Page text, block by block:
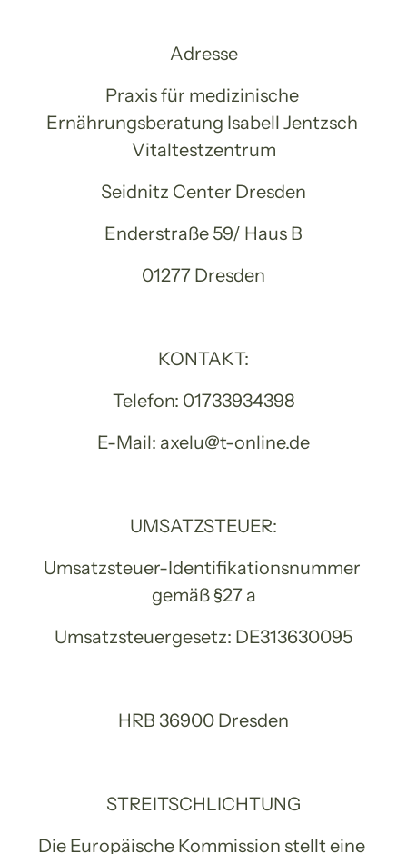
Adresse
Praxis für medizinische
Ernährungsberatung Isabell Jentzsch
Vitaltestzentrum
Seidnitz Center Dresden
Enderstraße 59/ Haus B
01277 Dresden
KONTAKT:
Telefon: 01733934398
E-Mail: axelu@t-online.de
UMSATZSTEUER:
Umsatzsteuer-Identifikationsnummer
gemäß §27 a
Umsatzsteuergesetz: DE313630095
HRB 36900 Dresden
STREITSCHLICHTUNG
Die Europäische Kommission stellt eine